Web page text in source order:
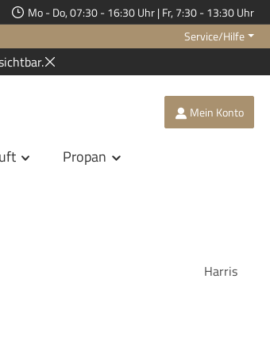
Mo - Do, 07:30 - 16:30 Uhr | Fr, 7:30 - 13:30 Uhr
Service/Hilfe
Mein Konto
Propan
Harris